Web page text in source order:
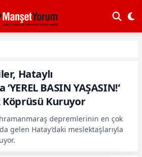
Hataylı
BASIN YAŞASIN!’
Kuruyor
depremlerinin en çok
gelen Hatay’daki meslektaşlarıyla